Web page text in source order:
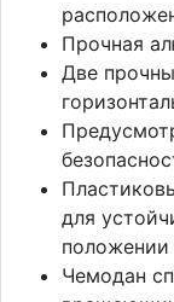
Прочная
Две
для
положении
Чемодан